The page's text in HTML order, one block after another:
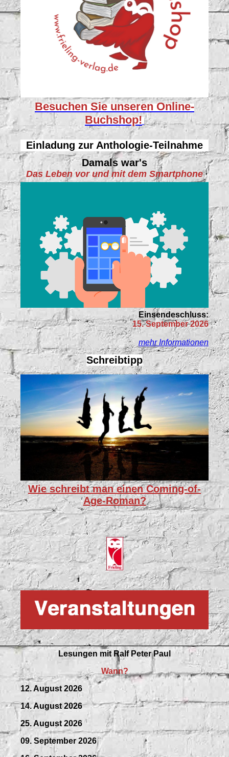
Besuchen Sie unserenOnline-
Buchshop!
Einladung zur Anthologie-Teilnahme
Damals war's
Das Leben vor und mit dem Smartphone
Einsendeschluss:
15. September 2026
mehr Informationen
Schreibtipp
Wie schreibt man einen Coming-of-
Age-Roman?
Lesungen mit Ralf Peter Paul
Wann?
12. August 2026
14. August 2026
25. August 2026
09. September 2026